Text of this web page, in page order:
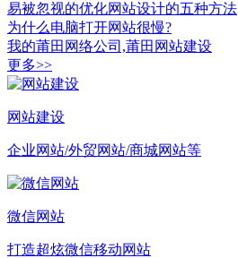
易被忽视的优化网站设计的五种方法
为什么电脑打开网站很慢?
我的莆田网络公司,莆田网站建设
更多>>
网站建设
企业网站/外贸网站/商城网站等
微信网站
打造超炫微信移动网站